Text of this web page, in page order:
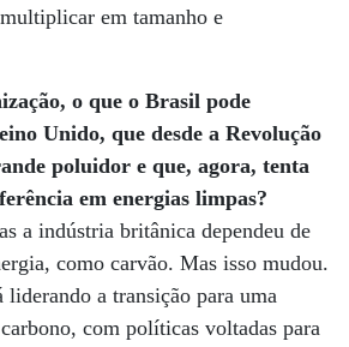
em tamanho e
o que o Brasil pode
Unido, que desde a Revolução
poluidor e que, agora, tenta
em energias limpas?
a indústria britânica dependeu de
como carvão. Mas isso mudou.
a transição para uma
com políticas voltadas para